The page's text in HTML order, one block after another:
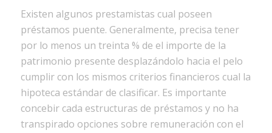
Existen algunos prestamistas cual poseen
préstamos puente. Generalmente, precisa tener
por lo menos un treinta % de el importe de la
patrimonio presente desplazándolo hacia el pelo
cumplir con los mismos criterios financieros cual la
hipoteca estándar de clasificar. Es importante
concebir cada estructuras de préstamos y no ha
transpirado opciones sobre remuneración con el